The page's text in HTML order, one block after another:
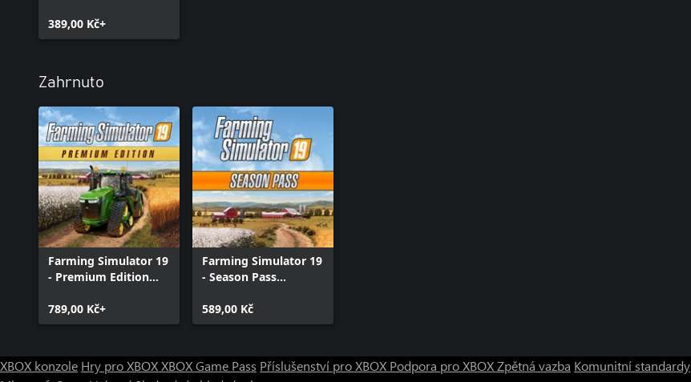
389,00 Kč+
Zahrnuto
Farming Simulator 19
- Premium Edition
789,00 Kč+
Farming Simulator 19
- Season Pass
589,00 Kč
XBOX konzole Hry pro XBOXXBOX Game Pass Příslušenství pro XBOX Podpora pro XBOXZpětná vazba Komunitní standardy